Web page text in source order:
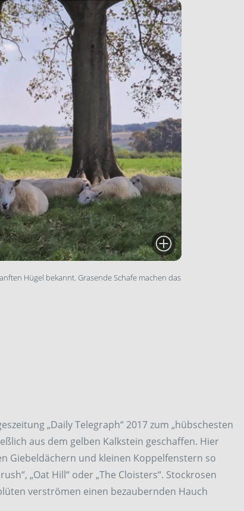
Hügel bekannt. Grasende Schafe machen das
„Daily Telegraph“ 2017 zum „hübschesten
aus dem gelben Kalkstein geschaffen. Hier
Giebeldächern und kleinen Koppelfenstern so
„Oat Hill“ oder „The Cloisters“. Stockrosen
verströmen einen bezaubernden Hauch